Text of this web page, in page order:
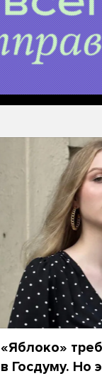
«Яблоко»
в Госдуму. Но